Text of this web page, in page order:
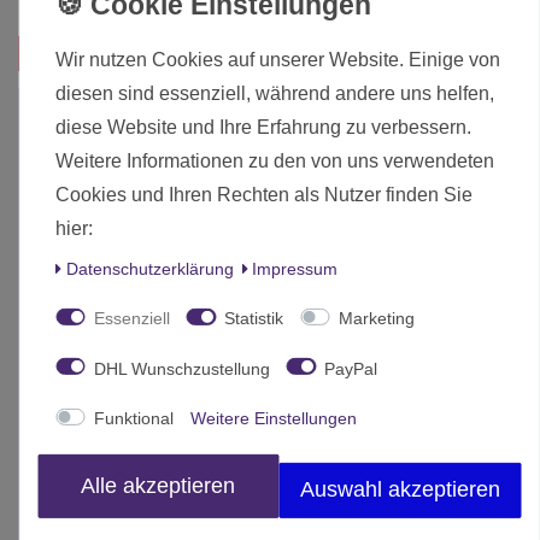
Das passt zu diesem Produkt:
Wir nutzen Cookies auf unserer Website. Einige von
diesen sind essenziell, während andere uns helfen,
diese Website und Ihre Erfahrung zu verbessern.
Weitere Informationen zu den von uns verwendeten
Cookies und Ihren Rechten als Nutzer finden Sie
hier:
Daten­schutz­erklärung Impressum
Essenziell Statistik Marketing
DHL Wunschzustellung PayPal
Funktional Weitere Einstellungen
Alle akzeptieren Auswahl akzeptieren